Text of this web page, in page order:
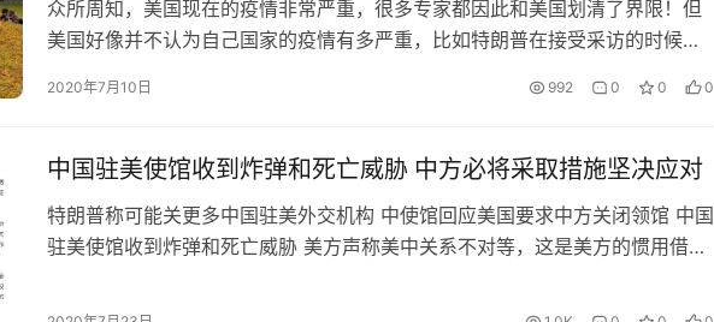
众所周知，美国现在的疫情非常严重，很多专家都因此和美国划清了界限！但
美国好像并不认为自己国家的疫情有多严重，比如特朗普在接受采访的时候就
己的话语，特朗普稍后携美国移民局宣布了一项新规！新规规定如果在美国攻
离开美国，或面临被驱…
2020年7月10日 992 0 0 0
中国驻美使馆收到炸弹和死亡威胁 中方必将采取措施坚决应对
特朗普称可能关更多中国驻美外交机构 中使馆回应美国要求中方关闭领馆 中国
驻美使馆收到炸弹和死亡威胁 美方声称美中关系不对等，这是美方的惯用借
而言，美方远远多于中方。 我们敦促美方立即撤销有关错误决定。如果美方一
中青旅信达联合签证中心